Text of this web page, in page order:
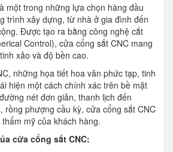
một trong những lựa chọn hàng đầu
trình xây dựng, từ nhà ở gia đình đến
Được tạo ra bằng công nghệ cắt
Control), cửa cổng sắt CNC mang
xảo và độ bền cao.
những họa tiết hoa văn phức tạp, tinh
hiện một cách chính xác trên bề mặt
nét đơn giản, thanh lịch đến
rồng phượng cầu kỳ, cửa cổng sắt CNC
mỹ của khách hàng.
cửa cổng sắt CNC: